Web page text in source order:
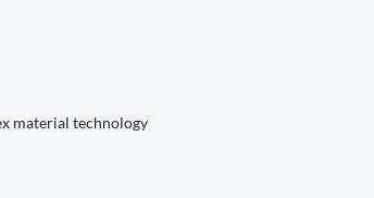
material technology